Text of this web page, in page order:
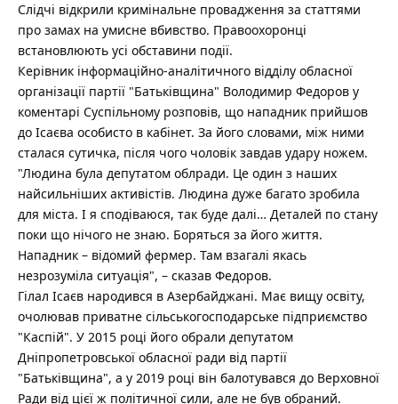
Слідчі відкрили кримінальне провадження за статтями
про замах на умисне вбивство. Правоохоронці
встановлюють усі обставини події.
Керівник інформаційно-аналітичного відділу обласної
організації партії "Батьківщина" Володимир Федоров у
коментарі Суспільному розповів, що нападник прийшов
до Ісаєва особисто в кабінет. За його словами, між ними
сталася сутичка, після чого чоловік завдав удару ножем.
"Людина була депутатом облради. Це один з наших
найсильніших активістів. Людина дуже багато зробила
для міста. І я сподіваюся, так буде далі… Деталей по стану
поки що нічого не знаю. Боряться за його життя.
Нападник – відомий фермер. Там взагалі якась
незрозуміла ситуація", – сказав Федоров.
Гілал Ісаєв народився в Азербайджані. Має вищу освіту,
очолював приватне сільськогосподарське підприємство
"Каспій". У 2015 році його обрали депутатом
Дніпропетровської обласної ради від партії
"Батьківщина", а у 2019 році він балотувався до Верховної
Ради від цієї ж політичної сили, але не був обраний.